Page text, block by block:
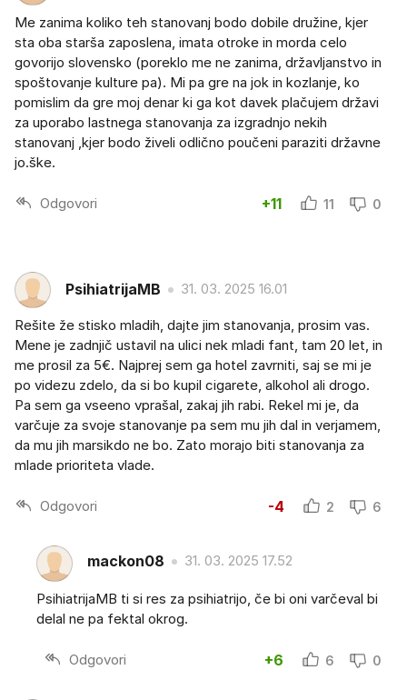
Me zanima koliko teh stanovanj bodo dobile družine, kjer
sta oba starša zaposlena, imata otroke in morda celo
govorijo slovensko (poreklo me ne zanima, državljanstvo in
spoštovanje kulture pa). Mi pa gre na jok in kozlanje, ko
pomislim da gre moj denar ki ga kot davek plačujem državi
za uporabo lastnega stanovanja za izgradnjo nekih
stanovanj ,kjer bodo živeli odlično poučeni paraziti državne
jo.ške.
Odgovori +11 11 0
PsihiatrijaMB 31. 03. 2025 16.01
Rešite že stisko mladih, dajte jim stanovanja, prosim vas.
Mene je zadnjič ustavil na ulici nek mladi fant, tam 20 let, in
me prosil za 5€. Najprej sem ga hotel zavrniti, saj se mi je
po videzu zdelo, da si bo kupil cigarete, alkohol ali drogo.
Pa sem ga vseeno vprašal, zakaj jih rabi. Rekel mi je, da
varčuje za svoje stanovanje pa sem mu jih dal in verjamem,
da mu jih marsikdo ne bo. Zato morajo biti stanovanja za
mlade prioriteta vlade.
Odgovori -4 2 6
mackon08 31. 03. 2025 17.52
PsihiatrijaMB ti si res za psihiatrijo, če bi oni varčeval bi
delal ne pa fektal okrog.
Odgovori +6 6 0